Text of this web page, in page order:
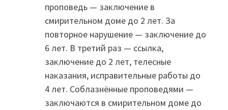
проповедь — заключение в
смирительном доме до 2 лет. За
повторное нарушение — заключение до
6 лет. В третий раз — ссылка,
заключение до 2 лет, телесные
наказания, исправительные работы до
4 лет. Соблазнённые проповедями —
заключаются в смирительном доме до